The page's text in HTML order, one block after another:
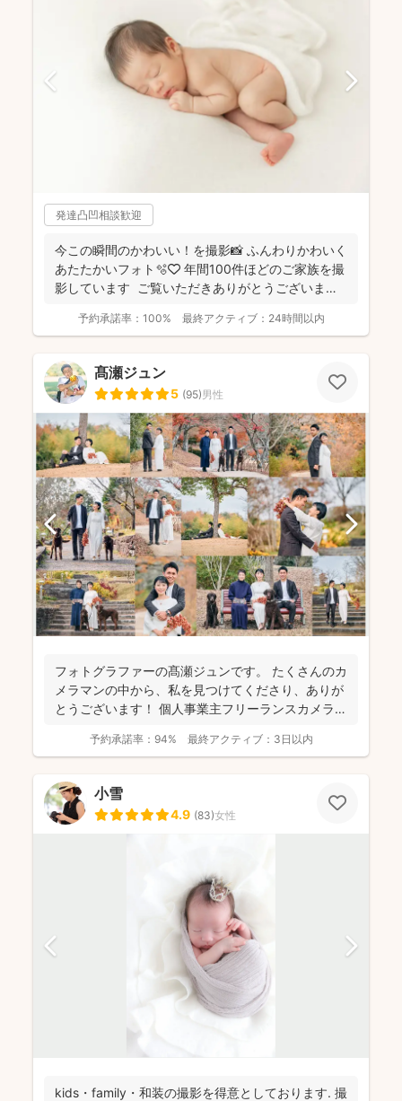
発達凸凹相談歓迎
今この瞬間のかわいい！を撮影📸 ふんわりかわいく
あたたかいフォト🫧🤍 年間100件ほどのご家族を撮
影しています ご覧いただきありがとうございま
予約承諾率： 100% 最終アクティブ： 24時間以内
髙瀬ジュン
5 (95)男性
フォトグラファーの髙瀬ジュンです。 たくさんのカ
メラマンの中から、私を見つけてくださり、ありが
とうございます！ 個人事業主フリーランスカメラマ
予約承諾率： 94% 最終アクティブ： 3日以内
小雪
4.9 (83)女性
kids・family・和装の撮影を得意としております. 撮